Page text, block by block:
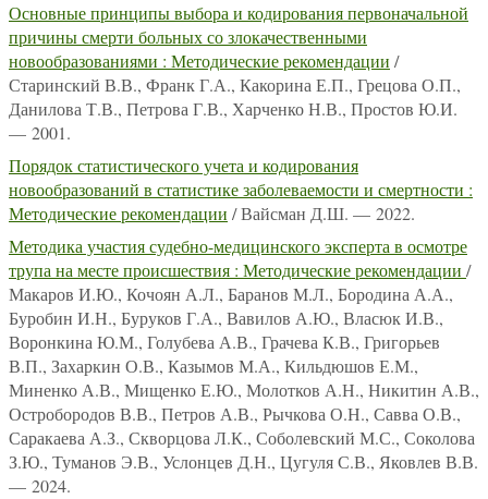
Основные принципы выбора и кодирования первоначальной
причины смерти больных со злокачественными
новообразованиями : Методические рекомендации /
Старинский В.В., Франк Г.А., Какорина Е.П., Грецова О.П.,
Данилова Т.В., Петрова Г.В., Харченко Н.В., Простов Ю.И.
— 2001.
Порядок статистического учета и кодирования
новообразований в статистике заболеваемости и смертности :
Методические рекомендации / Вайсман Д.Ш. — 2022.
Методика участия судебно-медицинского эксперта в осмотре
трупа на месте происшествия : Методические рекомендации /
Макаров И.Ю., Кочоян А.Л., Баранов М.Л., Бородина А.А.,
Буробин И.Н., Буруков Г.А., Вавилов А.Ю., Власюк И.В.,
Воронкина Ю.М., Голубева А.В., Грачева К.В., Григорьев
В.П., Захаркин О.В., Казымов М.А., Кильдюшов Е.М.,
Миненко А.В., Мищенко Е.Ю., Молотков А.Н., Никитин А.В.,
Остробородов В.В., Петров А.В., Рычкова О.Н., Савва О.В.,
Саракаева А.З., Скворцова Л.К., Соболевский М.С., Соколова
З.Ю., Туманов Э.В., Услонцев Д.Н., Цугуля С.В., Яковлев В.В.
— 2024.